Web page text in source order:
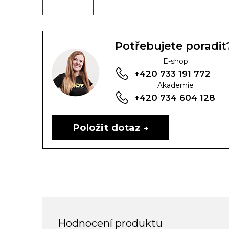
Potřebujete
E-shop
+420 733 191 772
Akademie
+420 734 604 128
Položit dotaz
Hodnocení produktu